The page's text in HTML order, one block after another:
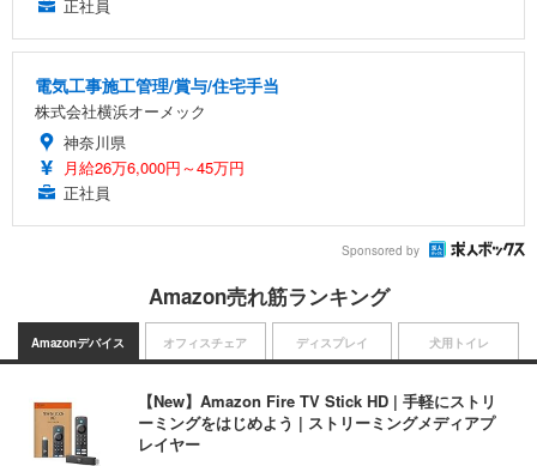
正社員
電気工事施工管理/賞与/住宅手当
株式会社横浜オーメック
神奈川県
月給26万6,000円～45万円
正社員
Sponsored by
Amazon売れ筋ランキング
Amazonデバイス
【New】Amazon Fire TV Stick HD | 手軽にストリ
ーミングをはじめよう | ストリーミングメディアプ
レイヤー
オフィスチェア ディスプレイ 犬用トイレ